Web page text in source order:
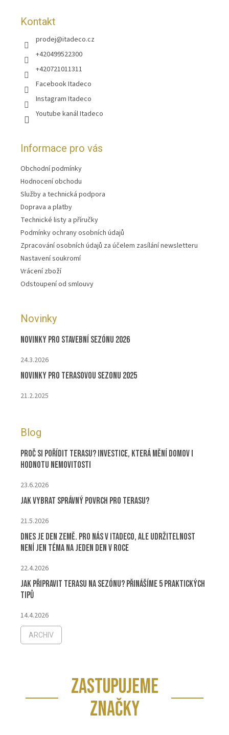
Kontakt
prodej@itadeco.cz
+420499522300
+420721011311
Facebook Itadeco
Instagram Itadeco
Youtube kanál Itadeco
Informace pro vás
Obchodní podmínky
Hodnocení obchodu
Služby a technická podpora
Doprava a platby
Technické listy a příručky
Podmínky ochrany osobních údajů
Zpracování osobních údajů za účelem zasílání newsletteru
Nastavení soukromí
Vrácení zboží
Odstoupení od smlouvy
Novinky
Novinky pro stavební sezónu 2026
24.3.2026
Novinky pro terasovou sezonu 2025
21.2.2025
Blog
Proč si pořídit terasu? Investice, která mění domov i
hodnotu nemovitosti
23.6.2026
Jak vybrat správný povrch pro terasu?
21.5.2026
Dnes je Den Země. Pro nás v ITADECO, ale udržitelnost
není jen téma na jeden den v roce
22.4.2026
Jak připravit terasu na sezónu? Přinášíme 5 praktických
tipů
14.4.2026
ARCHIV
ZASTUPUJEME
ZNAČKY